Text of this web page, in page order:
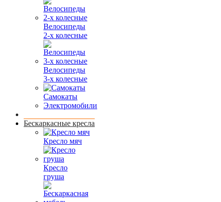
Велосипеды
2-х колесные
Велосипеды
3-х колесные
Самокаты
Электромобили
Бескаркасные кресла
Кресло мяч
Кресло
груша